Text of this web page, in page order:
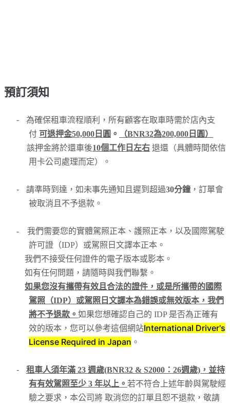
預訂須知
-
為確保租車流程順利，所有顧客在取車時需於店內支
付 可退押金50,000日圓 。
（BNR32為200,000日圓）
該押金將於還車後10個工作日左右 退還（具體時間依信
用卡公司處理而定）。
- 請準時到達，如未事先通知且遲到超過30分鐘 ，訂單會
被取消且不予退款。
- 我們需要您的實體駕照正本、護照正本，以及國際駕駛
許可證（IDP）或駕照日文譯本正本。
我們不接受任何證件的電子版本或影本。
如有任何問題，請隨時與我們聯繫。
如果您沒有攜帶有效且合法的證件，或是所攜帶的國際
駕照（IDP）或駕照日文譯本為錯誤或無效版本，我們
將不予退款。 如果您想確認自己的 IDP 是否為正確有
效的版本，您可以參考這個網站International Driver's
License Required in Japan 。
-
租車人須年滿 23 週歲(BNR32 & S2000：26週歲)，並持
有有效駕照至少 3 年以上。 若不符合上述年齡與駕駛經
驗之要求，本公司將 取消您的訂單且恕不退款，敬請